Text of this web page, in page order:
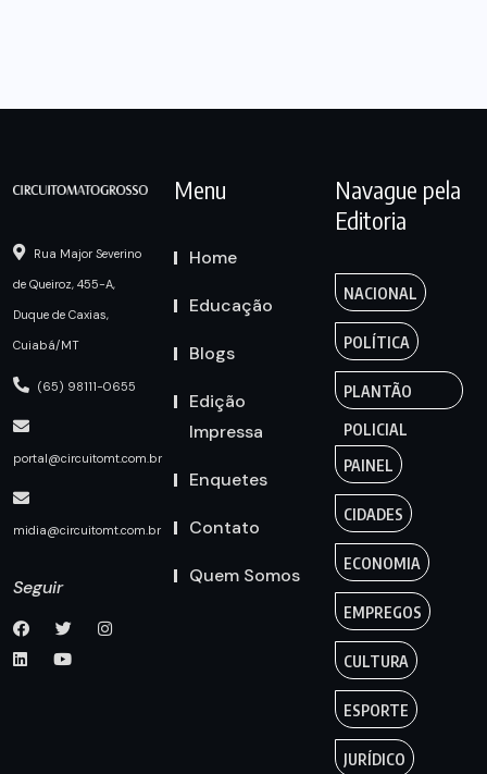
Rua Major Severino
de Queiroz, 455-A,
Duque de Caxias,
Cuiabá/MT
(65) 98111-0655
portal@circuitomt.com.br
midia@circuitomt.com.br
Seguir
Menu
Home
Educação
Blogs
Edição
Impressa
Enquetes
Contato
Quem Somos
Navague pela
Editoria
NACIONAL
POLÍTICA
PLANTÃO
POLICIAL
PAINEL
CIDADES
ECONOMIA
EMPREGOS
CULTURA
ESPORTE
JURÍDICO